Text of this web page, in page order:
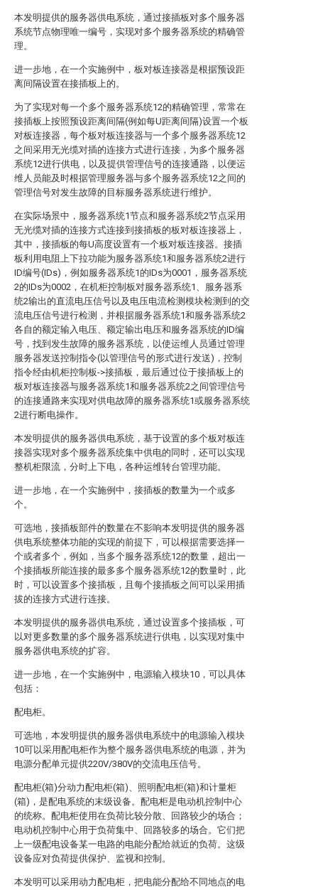
本发明提供的服务器供电系统，通过接插板对多个服务器
系统节点物理唯一编号，实现对多个服务器系统的精确管
理。
进一步地，在一个实施例中，板对板连接器是根据预设距
离间隔设置在接插板上的。
为了实现对每一个多个服务器系统12的精确管理，常常在
接插板上按照预设距离间隔(例如每U距离间隔)设置一个板
对板连接器，每个板对板连接器与一个多个服务器系统12
之间采用无光缆对插的连接方式进行连接，为多个服务器
系统12进行供电，以及提供管理信号的连接通路，以便运
维人员能及时根据管理服务器与多个服务器系统12之间的
管理信号对发生故障的目标服务器系统进行维护。
在实际场景中，服务器系统1节点和服务器系统2节点采用
无光缆对插的连接方式连接到接插板的板对板连接器上，
其中，接插板的每U高度设置有一个板对板连接器。接插
板利用电阻上下拉功能为服务器系统1和服务器系统2进行
ID编号(IDs)，例如服务器系统1的IDs为0001，服务器系统
2的IDs为0002，在机柜控制板对服务器系统1、服务器系
统2输出的直流电压信号以及电压电流检测模块检测到的交
流电压信号进行检测，并根据服务器系统1和服务器系统2
各自的额定输入电压、额定输出电压和服务器系统的ID编
号，找到发生故障的服务器系统，以使运维人员通过管理
服务器发送控制指令(以管理信号的形式进行发送)，控制
指令经由机柜控制板->接插板，最后通过位于接插板上的
板对板连接器与服务器系统1和服务器系统2之间管理信号
的连接通路来实现对供电故障的服务器系统1或服务器系统
2进行断电操作。
本发明提供的服务器供电系统，基于设置的多个板对板连
接器实现对多个服务器系统集中供电的同时，还可以实现
整机柜限流，分时上下电，各种运维转台管理功能。
进一步地，在一个实施例中，接插板的数量为一个或多
个。
可选地，接插板部件的数量在不影响本发明提供的服务器
供电系统整体功能的实现的前提下，可以根据需要选择一
个或者多个，例如，当多个服务器系统12的数量，超出一
个接插板所能连接的最多多个服务器系统12的数量时，此
时，可以设置多个接插板，且每个接插板之间可以采用插
拔的连接方式进行连接。
本发明提供的服务器供电系统，通过设置多个接插板，可
以对更多数量的多个服务器系统进行供电，以实现对集中
服务器供电系统的扩容。
进一步地，在一个实施例中，电源输入模块10，可以具体
包括：
配电柜。
可选地，本发明提供的服务器供电系统中的电源输入模块
10可以采用配电柜作为整个服务器供电系统的电源，并为
电源分配单元提供220V/380V的交流电压信号。
配电柜(箱)分动力配电柜(箱)、照明配电柜(箱)和计量柜
(箱)，是配电系统的末级设备。配电柜是电动机控制中心
的统称。配电柜使用在负荷比较分散、回路较少的场合；
电动机控制中心用于负荷集中、回路较多的场合。它们把
上一级配电设备某一电路的电能分配给就近的负荷。这级
设备应对负荷提供保护、监视和控制。
本发明可以采用动力配电柜，把电能分配给不同地点的电